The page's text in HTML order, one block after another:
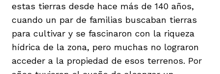
estas tierras desde hace más de 140 años,
cuando un par de familias buscaban tierras
para cultivar y se fascinaron con la riqueza
hídrica de la zona, pero muchas no lograron
acceder a la propiedad de esos terrenos. Por